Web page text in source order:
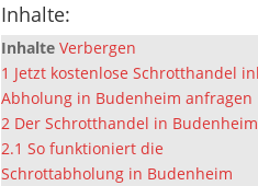
Inhalte:
Inhalte Verbergen
1 Jetzt kostenlose Schrotthandel
Abholung in Budenheim anfragen
2 Der Schrotthandel in Budenheim
2.1 So funktioniert die
Schrottabholung in Budenheim